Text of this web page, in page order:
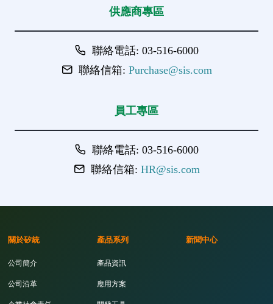
供應商專區
聯絡電話: 03-516-6000
聯絡信箱: Purchase@sis.com
員工專區
聯絡電話: 03-516-6000
聯絡信箱: HR@sis.com
關於矽統
公司簡介
公司沿革
產品系列
產品資訊
應用方案
新聞中心